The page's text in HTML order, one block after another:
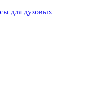
для духовых